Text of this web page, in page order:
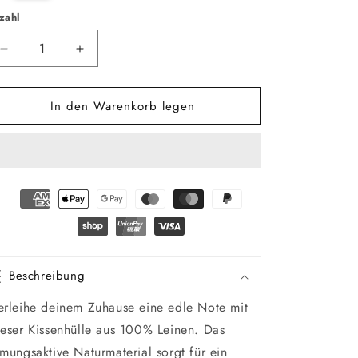
Verringere
die
Menge
Leinen
Erhöhe
die
Menge
für
Leinen
In den Warenkorb legen
Beschreibung
deinem Zuhause eine edle Note mit
Kissenhülle aus 100% Leinen. Das
Naturmaterial sorgt für ein